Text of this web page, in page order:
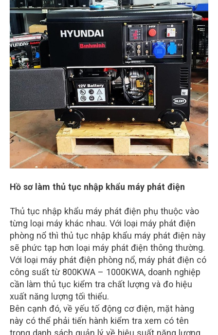
Hồ sơ làm thủ tục nhập khẩu máy phát điện
Thủ tục nhập khẩu máy phát điện phụ thuộc vào
từng loại máy khác nhau. Với loại máy phát điện
phòng nổ thì thủ tục nhập khẩu máy phát điện này
sẽ phức tạp hơn loại máy phát điện thông thường.
Với loại máy phát điện phòng nổ, máy phát điện có
công suất từ 800KWA – 1000KWA, doanh nghiệp
cần làm thủ tục kiểm tra chất lượng và đo hiệu
xuất năng lượng tối thiểu.
Bên cạnh đó, về yếu tố động cơ điện, mặt hàng
này có thể phải tiến hành kiểm tra xem có tên
trong danh sách quản lý về hiệu suất năng lượng